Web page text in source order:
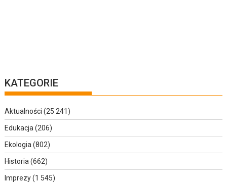
KATEGORIE
Aktualności (25 241)
Edukacja (206)
Ekologia (802)
Historia (662)
Imprezy(1 545)